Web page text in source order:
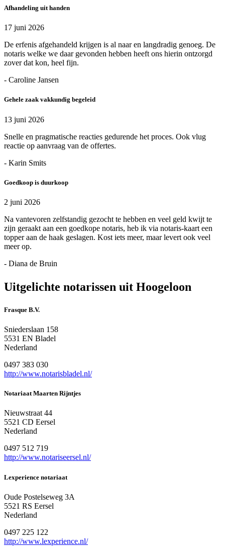
Afhandeling uit handen
17 juni 2026
De erfenis afgehandeld krijgen is al naar en langdradig genoeg. De
notaris welke we daar gevonden hebben heeft ons hierin ontzorgd
zover dat kon, heel fijn.
- Caroline Jansen
Gehele zaak vakkundig begeleid
13 juni 2026
Snelle en pragmatische reacties gedurende het proces. Ook vlug
reactie op aanvraag van de offertes.
- Karin Smits
Goedkoop is duurkoop
2 juni 2026
Na vantevoren zelfstandig gezocht te hebben en veel geld kwijt te
zijn geraakt aan een goedkope notaris, heb ik via notaris-kaart een
topper aan de haak geslagen. Kost iets meer, maar levert ook veel
meer op.
- Diana de Bruin
Uitgelichte notarissen uit Hoogeloon
Frasque B.V.
Sniederslaan 158
5531 EN Bladel
Nederland
0497 383 030
http://www.notarisbladel.nl/
Notariaat Maarten Rijntjes
Nieuwstraat 44
5521 CD Eersel
Nederland
0497 512 719
http://www.notariseersel.nl/
Lexperience notariaat
Oude Postelseweg 3A
5521 RS Eersel
Nederland
0497 225 122
http://www.lexperience.nl/